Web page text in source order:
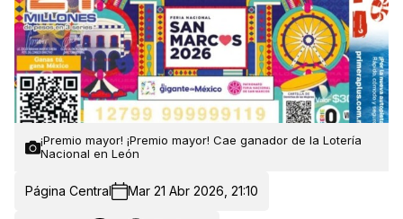
¡Premio mayor! ¡Premio mayor! Cae ganador de la Lotería
Nacional en León
Página Central Mar 21 Abr 2026, 21:10